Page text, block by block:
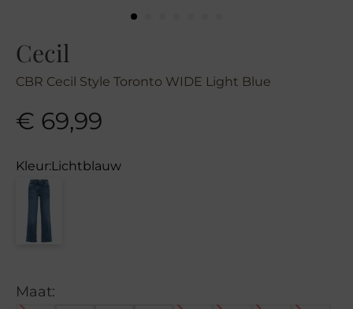
Cecil
CBR Cecil Style Toronto WIDE Light Blue
€ 69,99
Kleur:Lichtblauw
Maat: